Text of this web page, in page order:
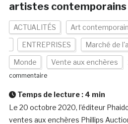
artistes contemporains
ACTUALITÉS Art contemporain
ENTREPRISES Marché de
Monde Vente aux enchères
commentaire
Temps de lecture : 4 min
Le 20 octobre 2020, l’éditeur
ventes aux enchères Phillips